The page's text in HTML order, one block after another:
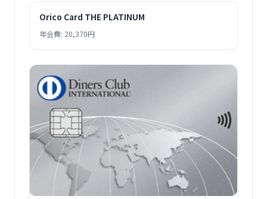
Orico Card THE PLATINUM
年会費: 20,370円